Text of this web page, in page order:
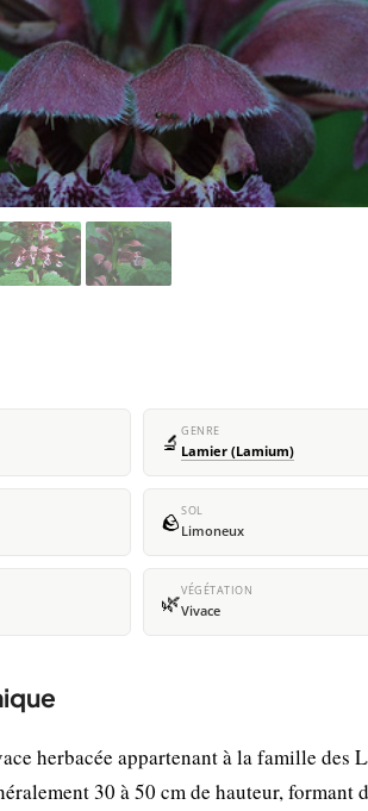
🔬 GENRE
Lamier (Lamium)
🪨SOL
Limoneux
🌿VÉGÉTATION
Vivace
herbacée appartenant à la famille des
30 à 50 cm de hauteur, formant